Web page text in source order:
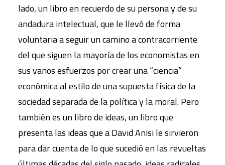
lado, un libro en recuerdo de su persona y de su
andadura intelectual, que le llevó de forma
voluntaria a seguir un camino a contracorriente
del que siguen la mayoría de los economistas en
sus vanos esfuerzos por crear una “ciencia”
económica al estilo de una supuesta física de la
sociedad separada de la política y la moral. Pero
también es un libro de ideas, un libro que
presenta las ideas que a David Anisi le sirvieron
para dar cuenta de lo que sucedió en las revueltas